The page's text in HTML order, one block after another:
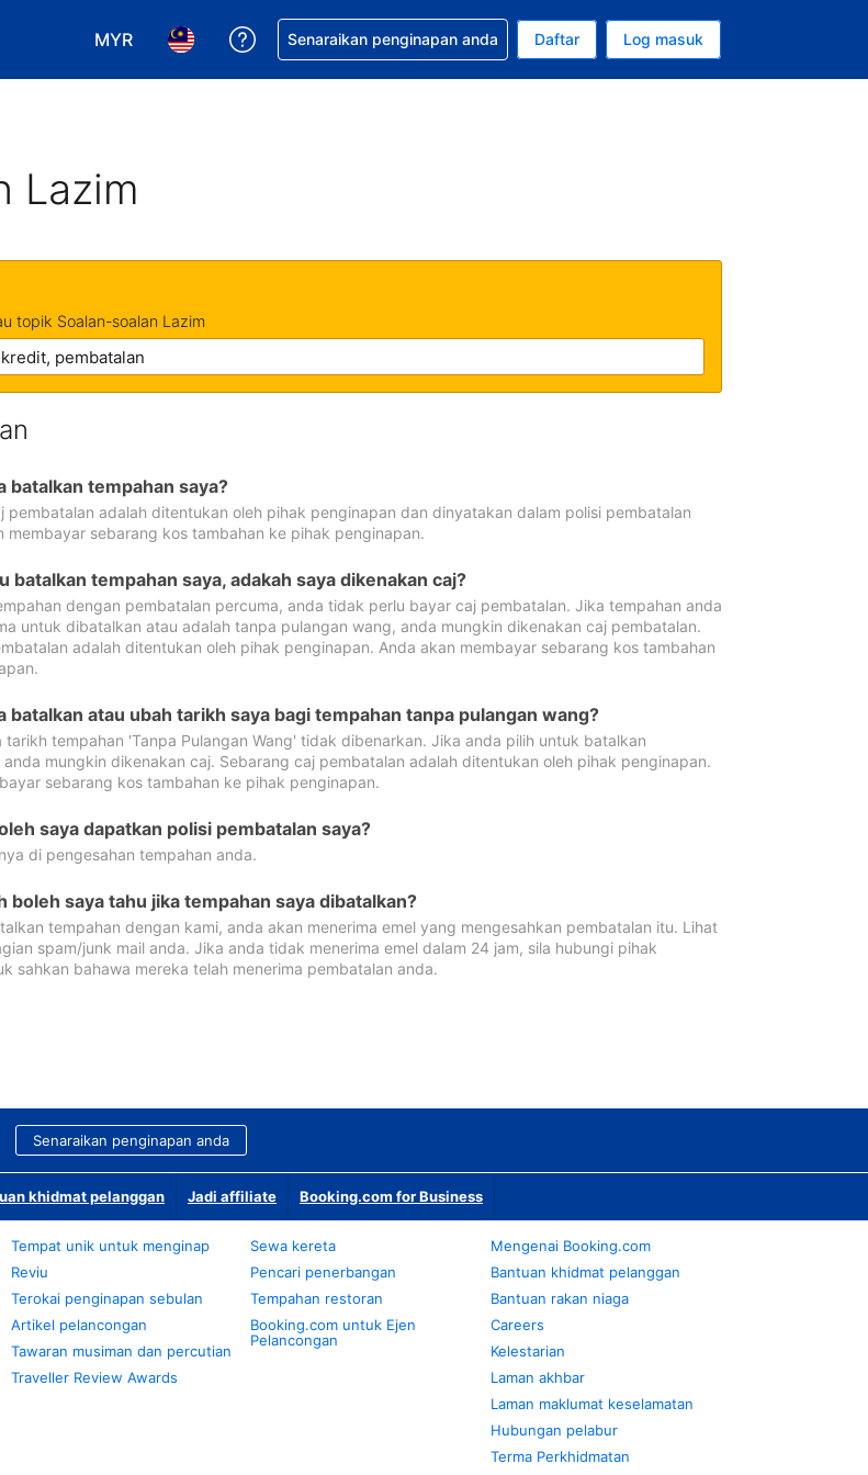
MYR
Pilih mata wang anda. Mata wang semasa anda adalah Ringgit Malaysia
Pilih bahasa anda. Bahasa semasa anda adalah Bahasa Malaysia
Dapatkan bantuan bagi tempahan anda
Senaraikan penginapan anda Daftar Log masuk
Lazim
topik Soalan-soalan Lazim
batalkan tempahan saya?
pembatalan adalah ditentukan oleh pihak penginapan dan dinyatakan dalam polisi pembatalan
membayar sebarang kos tambahan ke pihak penginapan.
batalkan tempahan saya, adakah saya dikenakan caj?
dengan pembatalan percuma, anda tidak perlu bayar caj pembatalan. Jika tempahan anda
untuk dibatalkan atau adalah tanpa pulangan wang, anda mungkin dikenakan caj pembatalan.
adalah ditentukan oleh pihak penginapan. Anda akan membayar sebarang kos tambahan
batalkan atau ubah tarikh saya bagi tempahan tanpa pulangan wang?
tarikh tempahan 'Tanpa Pulangan Wang' tidak dibenarkan. Jika anda pilih untuk batalkan
mungkin dikenakan caj. Sebarang caj pembatalan adalah ditentukan oleh pihak penginapan.
sebarang kos tambahan ke pihak penginapan.
saya dapatkan polisi pembatalan saya?
di pengesahan tempahan anda.
boleh saya tahu jika tempahan saya dibatalkan?
tempahan dengan kami, anda akan menerima emel yang mengesahkan pembatalan itu. Lihat
spam/junk mail anda. Jika anda tidak menerima emel dalam 24 jam, sila hubungi pihak
sahkan bahawa mereka telah menerima pembatalan anda.
Senaraikan penginapan anda
khidmat pelanggan Jadi affiliate Booking.com for Business
Tempat unik untuk menginap
Reviu
Terokai penginapan sebulan
Artikel pelancongan
Tawaran musiman dan percutian
Traveller Review Awards
Sewa kereta
Pencari penerbangan
Tempahan restoran
Booking.com untuk Ejen
Pelancongan
Mengenai Booking.com
Bantuan khidmat pelanggan
Bantuan rakan niaga
Careers
Kelestarian
Laman akhbar
Laman maklumat keselamatan
Hubungan pelabur
Terma Perkhidmatan